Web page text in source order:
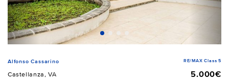
Alfonso Cassarino RE/MAX Class 5
Castellanza, VA
5.000€